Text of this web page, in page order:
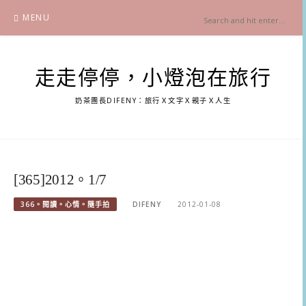
content
MENU
走走停停，小燈泡在旅行
奶茶團長DIFENY：旅行Ｘ文字Ｘ親子Ｘ人生
[365]2012。1/7
366。閱讀。心情。隨手拍 DIFENY 2012-01-08